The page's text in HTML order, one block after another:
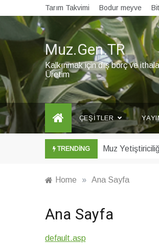
to
Tarım Takvimi Bodur meyve
Muz.Gen.TR
Kalkınmak için dış borç ve
Üretim
ÇEŞITLER
TRENDING Şubat ayı Muz
Home » Ana Sayfa
Ana Sayfa
default.asp